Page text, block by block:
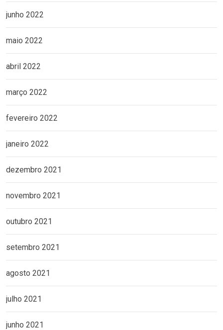
junho 2022
maio 2022
abril 2022
março 2022
fevereiro 2022
janeiro 2022
dezembro 2021
novembro 2021
outubro 2021
setembro 2021
agosto 2021
julho 2021
junho 2021